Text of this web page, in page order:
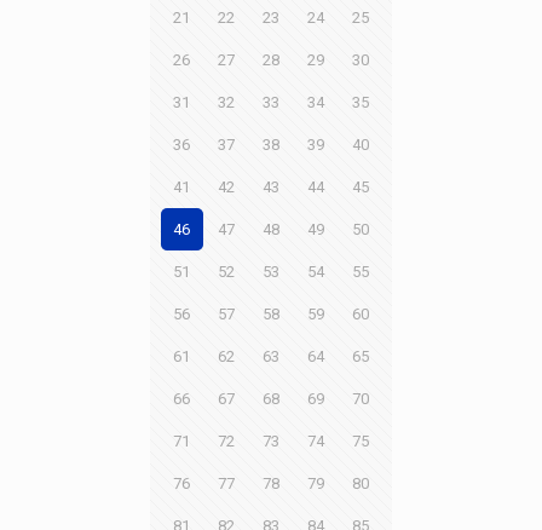
21 22 23 24 25
26 27 28 29 30
31 32 33 34 35
36 37 38 39 40
41 42 43 44 45
46 47 48 49 50
51 52 53 54 55
56 57 58 59 60
61 62 63 64 65
66 67 68 69 70
71 72 73 74 75
76 77 78 79 80
81 82 83 84 85